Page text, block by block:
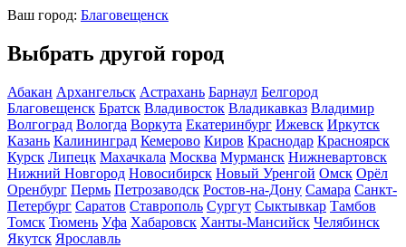
Ваш город: Благовещенск
Выбрать другой город
Абакан Архангельск Астрахань Барнаул Белгород
Благовещенск Братск Владивосток Владикавказ Владимир
Волгоград Вологда Воркута Екатеринбург Ижевск Иркутск
Казань Калининград Кемерово Киров Краснодар Красноярск
Курск Липецк Махачкала Москва Мурманск Нижневартовск
Нижний Новгород Новосибирск Новый Уренгой Омск Орёл
Оренбург Пермь Петрозаводск Ростов-на-Дону Самара Санкт-
Петербург Саратов Ставрополь Сургут Сыктывкар Тамбов
Томск Тюмень Уфа Хабаровск Ханты-Мансийск Челябинск
Якутск Ярославль